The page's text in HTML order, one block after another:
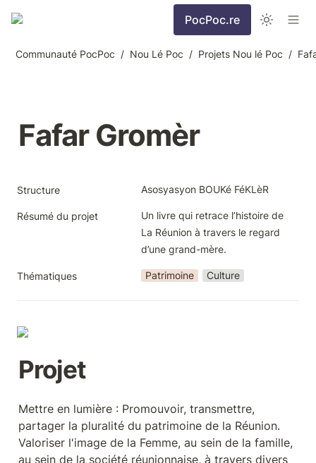
PocPoc.re
Communauté PocPoc / Nou Lé Poc / Projets Nou lé Poc /
Fafar Gromèr
Structure Asosyasyon BOUKé FéKLèR
Résumé du projet
Un livre qui retrace l’histoire de
La Réunion à travers le regard
d’une grand-mère.
Thématiques Patrimoine Culture
Projet
Mettre en lumière : Promouvoir, transmettre,
partager la pluralité du patrimoine de la Réunion.
Valoriser l'image de la Femme, au sein de la famille,
au sein de la société réunionnaise, à travers divers